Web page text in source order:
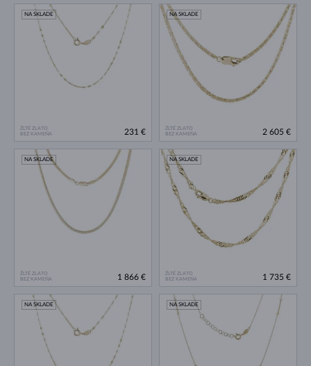
ŽLTÉ ZLATO
BEZ KAMEŇA
NA SKLADE
231 €
ŽLTÉ ZLATO
BEZ KAMEŇA
NA SKLADE
2 605 €
ŽLTÉ ZLATO
BEZ KAMEŇA
NA SKLADE
1 866 €
ŽLTÉ ZLATO
BEZ KAMEŇA
NA SKLADE
1 735 €
NA SKLADE NA SKLADE